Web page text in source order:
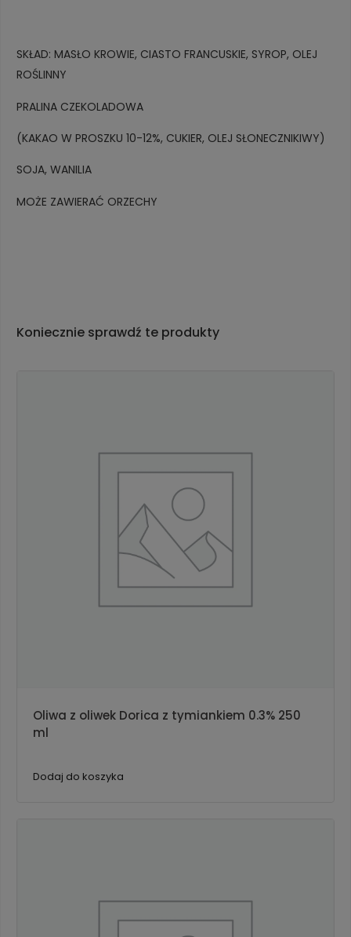
SKŁAD: MASŁO KROWIE, CIASTO FRANCUSKIE, SYROP, OLEJ
ROŚLINNY
PRALINA CZEKOLADOWA
(KAKAO W PROSZKU 10-12%, CUKIER, OLEJ SŁONECZNIKIWY)
SOJA, WANILIA
MOŻE ZAWIERAĆ ORZECHY
Koniecznie sprawdź te produkty
Oliwa z oliwek Dorica z tymiankiem 0.3% 250
ml
Dodaj do koszyka